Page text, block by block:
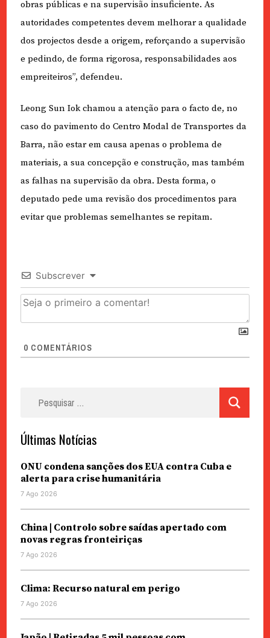
obras públicas e na supervisão insuficiente. As
autoridades competentes devem melhorar a qualidade
dos projectos desde a origem, reforçando a supervisão
e pedindo, de forma rigorosa, responsabilidades aos
empreiteiros”, defendeu.
Leong Sun Iok chamou a atenção para o facto de, no
caso do pavimento do Centro Modal de Transportes da
Barra, não estar em causa apenas o problema de
materiais, a sua concepção e construção, mas também
as falhas na supervisão da obra. Desta forma, o
deputado pede uma revisão dos procedimentos para
evitar que problemas semelhantes se repitam.
Subscrever
0 COMENTÁRIOS
Últimas Notícias
ONU condena sanções dos EUA contra Cuba e
alerta para crise humanitária
7 Ago 2026
China | Controlo sobre saídas apertado com
novas regras fronteiriças
7 Ago 2026
Clima: Recurso natural em perigo
7 Ago 2026